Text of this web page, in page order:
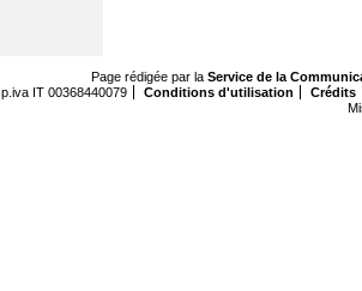
Page rédigée par la Service de la
p.iva IT 00368440079
Conditions d'utilisation
Crédits